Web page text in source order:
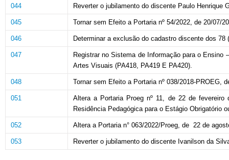
044 Reverter o jubilamento do discente Paulo Henrique
045 Tornar sem Efeito a Portaria nº 54/2022, de 20/07/
046 Determinar a exclusão do cadastro discente dos 78
047
Registrar no Sistema de Informação para o
Artes Visuais (PA418, PA419 E PA420).
048 Tornar sem Efeito a Portaria nº 038/2018-PROEG,
051
Altera a Portaria Proeg nº 11, de 22 de fevereiro
Residência Pedagógica para o Estágio Obrigatório
052 Altera a Portaria n° 063/2022/Proeg, de 22 de
053 Reverter o jubilamento do discente Ivanilson da